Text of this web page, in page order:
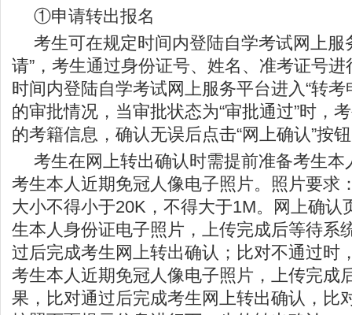
①申请转出报名
考生可在规定时间内登陆自学考试网上服
请”，考生通过身份证号、姓名、准考证号
时间内登陆自学考试网上服务平台进入“转考
的审批情况，当审批状态为“审批通过”时，
的考籍信息，确认无误后点击“网上确认”按
考生在网上转出确认时需提前准备考生本
考生本人近期免冠人像电子照片。照片要求
大小不得小于20K，不得大于1M。网上确认
生本人身份证电子照片，上传完成后等待系
过后完成考生网上转出确认；比对不通过时
考生本人近期免冠人像电子照片，上传完成
果，比对通过后完成考生网上转出确认，比